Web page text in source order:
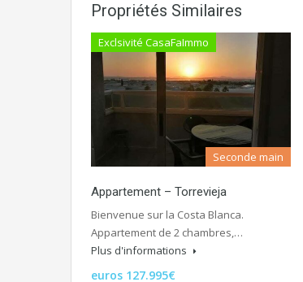
Propriétés Similaires
Exclsivité CasaFaImmo
Seconde main
Appartement – Torrevieja
Bienvenue sur la Costa Blanca.
Appartement de 2 chambres,…
Plus d'informations
euros 127.995€